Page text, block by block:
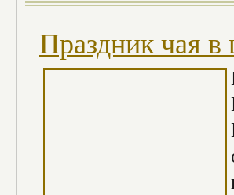
Праздник чая в